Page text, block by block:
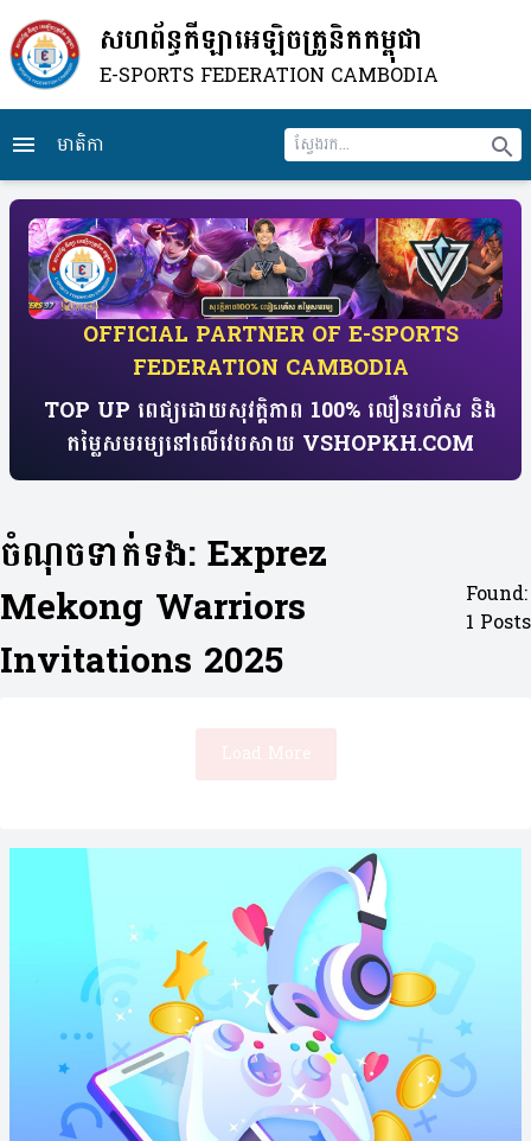
សហព័ន្ធកីឡាអេឡិចត្រូនិកកម្ពុជា
E-SPORTS FEDERATION CAMBODIA
menu មាតិកា search
​OFFICIAL PARTNER OF E-SPORTS
FEDERATION CAMBODIA
TOP UP ពេជ្យដោយសុវត្តិភាព 100% លឿនរហ័ស​ និង
តម្លៃសមរម្យ​​នៅលើវេបសាយ​ VSHOPKH.COM
ចំណុចទាក់ទង: Exprez
Mekong Warriors
Invitations 2025
Found:
1 Posts